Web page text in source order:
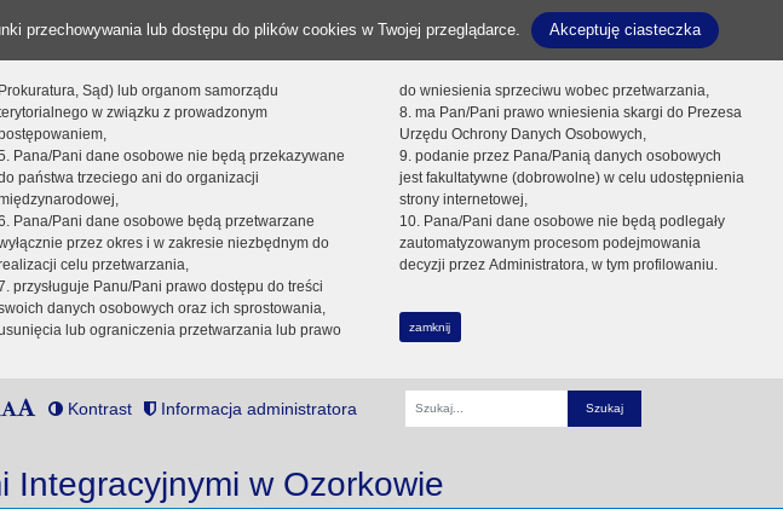
przechowywania lub dostępu do plików cookies w Twojej przeglądarce. Akceptuję ciasteczka
Prokuratura, Sąd) lub organom samorządu
w związku z prowadzonym
Pana/Pani dane osobowe nie będą przekazywane
państwa trzeciego ani do organizacji
Pana/Pani dane osobowe będą przetwarzane
przez okres i w zakresie niezbędnym do
celu przetwarzania,
przysługuje Panu/Pani prawo dostępu do treści
danych osobowych oraz ich sprostowania,
lub ograniczenia przetwarzania lub prawo
do wniesienia sprzeciwu wobec przetwarzania,
8. ma Pan/Pani prawo wniesienia skargi do Prezesa
Urzędu Ochrony Danych Osobowych,
9. podanie przez Pana/Panią danych osobowych
jest fakultatywne (dobrowolne) w celu udostępnienia
strony internetowej,
10. Pana/Pani dane osobowe nie będą podlegały
zautomatyzowanym procesom podejmowania
decyzji przez Administratora, w tym profilowaniu.
zamknij
Kontrast Informacja administratora
Fraza
Integracyjnymi w Ozorkowie